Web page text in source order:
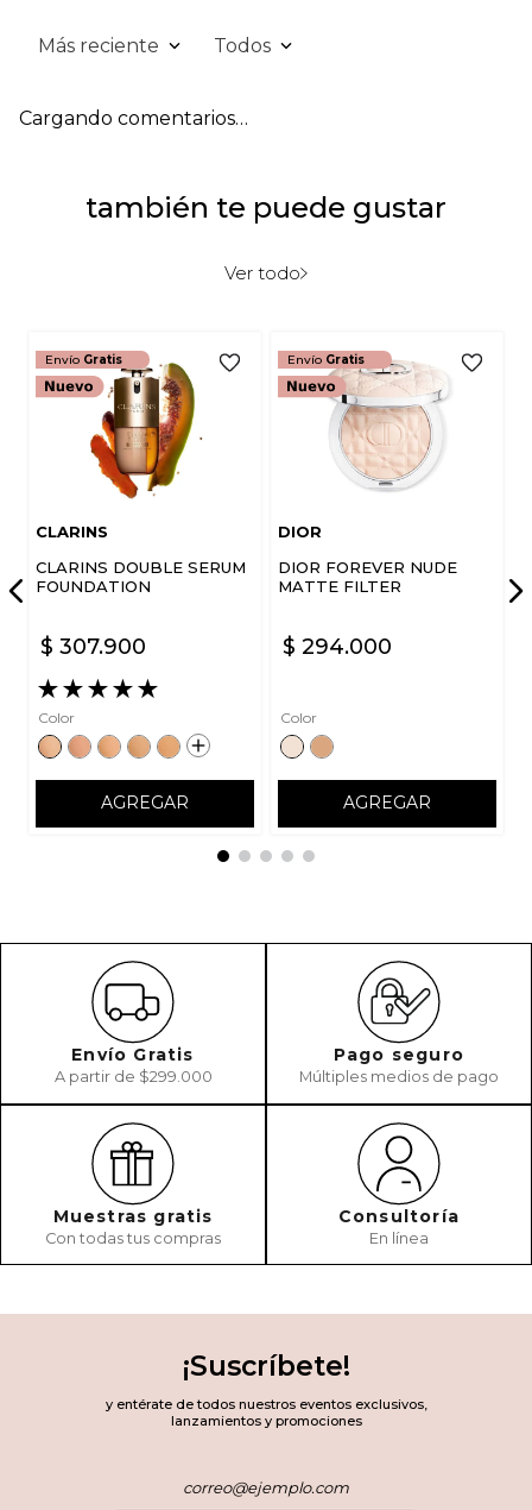
Más reciente Todos
Cargando comentarios…
también te puede gustar
Ver todo
Envío Gratis
CLARINS
CLARINS DOUBLE SERUM
FOUNDATION
$ 307.900
★★★★★
Color
AGREGAR
Envío Gratis
DIOR
DIOR FOREVER NUDE
MATTE FILTER
$ 294.000
Color
AGREGAR
Envío Gratis
A partir de $299.000
Pago seguro
Múltiples medios de pago
Muestras gratis
Con todas tus compras
Consultoría
En línea
¡Suscríbete!
y entérate de todos nuestros eventos exclusivos,
lanzamientos y promociones